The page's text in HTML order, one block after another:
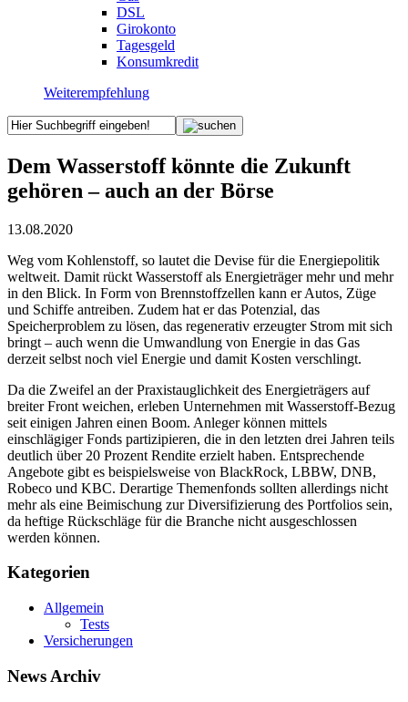
DSL
Girokonto
Tagesgeld
Konsumkredit
Weiterempfehlung
Dem Wasserstoff könnte die Zukunft
gehören – auch an der Börse
13.08.2020
Weg vom Kohlenstoff, so lautet die Devise für die Energiepolitik
weltweit. Damit rückt Wasserstoff als Energieträger mehr und mehr
in den Blick. In Form von Brennstoffzellen kann er Autos, Züge
und Schiffe antreiben. Zudem hat er das Potenzial, das
Speicherproblem zu lösen, das regenerativ erzeugter Strom mit sich
bringt – auch wenn die Umwandlung von Energie in das Gas
derzeit selbst noch viel Energie und damit Kosten verschlingt.
Da die Zweifel an der Praxistauglichkeit des Energieträgers auf
breiter Front weichen, erleben Unternehmen mit Wasserstoff-Bezug
seit einigen Jahren einen Boom. Anleger können mittels
einschlägiger Fonds partizipieren, die in den letzten drei Jahren teils
deutlich über 20 Prozent Rendite erzielt haben. Entsprechende
Angebote gibt es beispielsweise von BlackRock, LBBW, DNB,
Robeco und KBC. Derartige Themenfonds sollten allerdings nicht
mehr als eine Beimischung zur Diversifizierung des Portfolios sein,
da heftige Rückschläge für die Branche nicht ausgeschlossen
werden können.
Kategorien
Allgemein
Tests
Versicherungen
News Archiv